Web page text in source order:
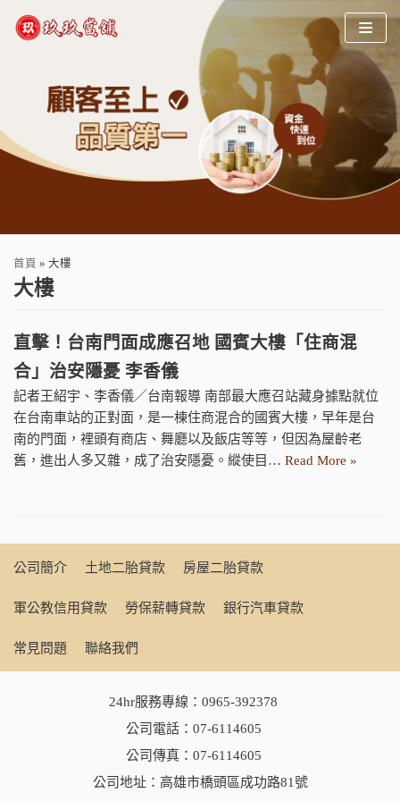
content
首頁 » 大樓
大樓
直擊！台南門面成應召地 國賓大樓「住商混
合」治安隱憂 李香儀
記者王紹宇、李香儀／台南報導 南部最大應召站藏身據點就位
在台南車站的正對面，是一棟住商混合的國賓大樓，早年是台
南的門面，裡頭有商店、舞廳以及飯店等等，但因為屋齡老
舊，進出人多又雜，成了治安隱憂。縱使目… Read More »
公司簡介 土地二胎貸款 房屋二胎貸款
軍公教信用貸款 勞保薪轉貸款 銀行汽車貸款
常見問題 聯絡我們
24hr服務專線： 0965-392378
公司電話： 07-6114605
公司傳真：07-6114605
公司地址：高雄市橋頭區成功路81號